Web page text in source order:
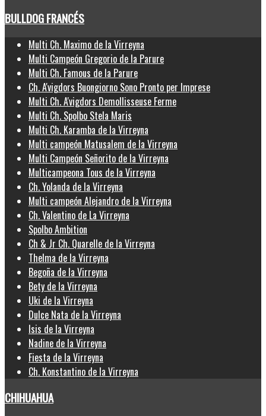
BULLDOG FRANCÉS
Multi Ch. Maximo de la Virreyna
Multi Campeón Gregorio de la Parure
Multi Ch. Famous de la Parure
Ch. A'vigdors Buongiorno Sono Pronto per Imprese
Multi Ch. A'vigdors Demollisseuse Ferme
Multi Ch. Spolbo Stela Maris
Multi Ch. Karamba de la Virreyna
Multi campeón Matusalem de la Virreyna
Multi Campeón Señorito de la Virreyna
Multicampeona Tous de la Virreyna
Ch. Yolanda de la Virreyna
Multi campeón Alejandro de la Virreyna
Ch. Valentino de La Virreyna
Spolbo Ambition
Ch & Jr Ch. Quarelle de la Virreyna
Thelma de la Virreyna
Begoña de la Virreyna
Bety de la Virreyna
Uki de la Virreyna
Dulce Nata de la Virreyna
Isis de la Virreyna
Nadine de la Virreyna
Fiesta de la Virreyna
Ch. Konstantino de la Virreyna
CHIHUAHUA